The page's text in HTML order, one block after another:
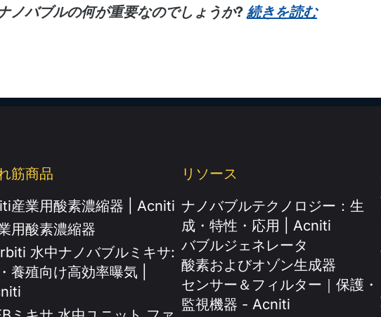
ノバブルの何が重要なのでしょうか? 続きを読む
筋商品
産業用酸素濃縮器 | Acniti
用酸素濃縮器
水中ナノバブルミキサ:
養殖向け高効率曝気 |
リソース
ナノバブルテクノロジー：生
成・特性・応用 | Acniti
バブルジェネレータ
酸素およびオゾン生成器
センサー＆フィルター｜保護・
監視機器 - Acniti